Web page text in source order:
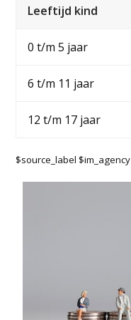
Leeftijd kind
0 t/m 5 jaar
6 t/m 11 jaar
12 t/m 17 jaar
$source_label